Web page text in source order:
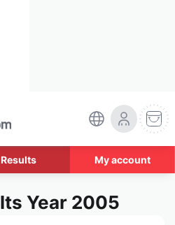
Results My account
Year 2005